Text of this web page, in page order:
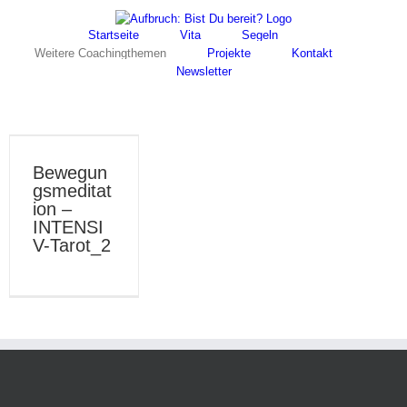
Startseite
Vita
Segeln
Weitere Coachingthemen
Projekte
Kontakt
Newsletter
Bewegun
gsmeditat
ion –
INTENSI
V-Tarot_2